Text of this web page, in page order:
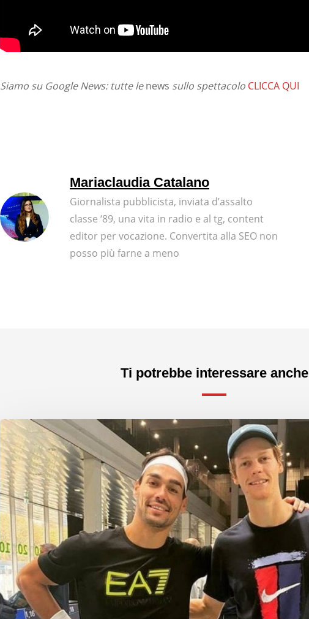
Siamo su Google News: tutte lenews sullo spettacolo CLICCA QUI
Mariaclaudia Catalano
Giornalista pubblicista, inviata d’assalto
classe ‘89, una vita in radio e al tg, content
editor per vocazione. Convertita alla SEO non
posso più farne a meno
Ti potrebbe interessare anche